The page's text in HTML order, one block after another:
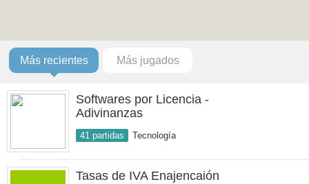
Más recientes Más jugados
Softwares por Licencia -
Adivinanzas
41 partidas Tecnología
Tasas de IVA Enajencaión